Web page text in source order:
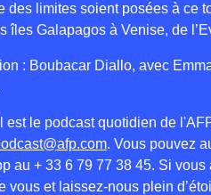
des limites soient posées à ce
îles Galapagos à Venise, de
: Boubacar Diallo, avec
est le podcast quotidien de
. Vous pouvez
au + 33 6 79 77 38 45. Si
vous et laissez-nous plein